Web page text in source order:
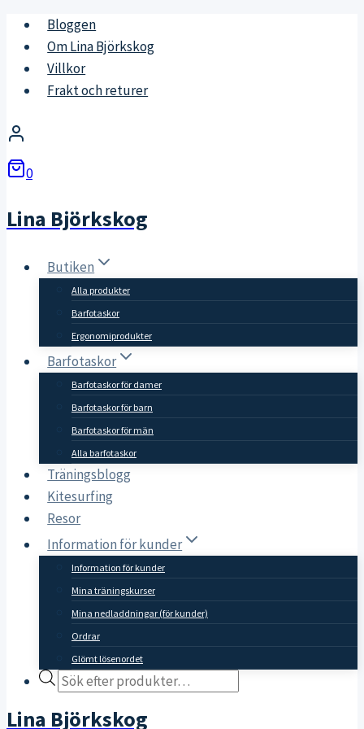
Skip
content
Bloggen
Om Lina Björkskog
Villkor
Frakt och returer
0
Lina Björkskog
Butiken
Alla produkter
Barfotaskor
Ergonomiprodukter
Barfotaskor
Barfotaskor för damer
Barfotaskor för barn
Barfotaskor för män
Alla barfotaskor
Träningsblogg
Kitesurfing
Resor
Information för kunder
Information för kunder
Mina träningskurser
Mina nedladdningar (för kunder)
Ordrar
Glömt lösenordet
Products
Lina Björkskog